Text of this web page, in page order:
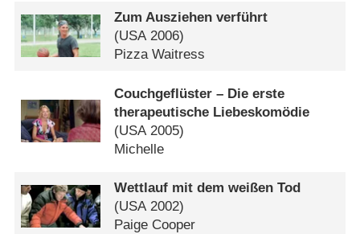
Zum Ausziehen verführt
(USA2006)
Pizza Waitress
Couchgeflüster – Die erste
therapeutische Liebeskomödie
(USA 2005)
Michelle
Wettlauf mit dem weißen Tod
(USA2002)
Paige Cooper